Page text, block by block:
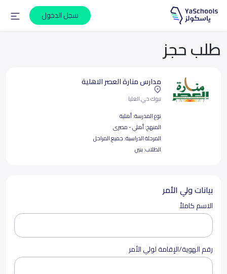
سجل الدخول
طلب حجز
مدارس منارة العصر الاهلية
تبوك حي العليا
نوع المدرسة:أهلية
المنهج:أهلي - مصرى
المرحلة الدراسية: جميع المراحل
الطلاب: بنين
بيانات ولي الأمر
الاسم كاملاً
رقم الهوية/الإقامة لولي الأمر